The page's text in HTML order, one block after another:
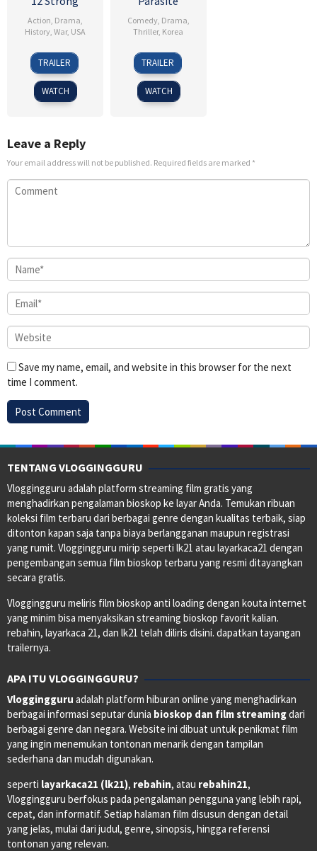
Action Drama
History, War, USA
18
Jan
2018
Nicolai
Fuglsig
TRAILER
WATCH
Comedy, Drama
Thriller, Korea
30
May
2019
Kim
Seong-
sik
TRAILER
WATCH
Leave a Reply
Your email address will not be published. Required fields are marked *
Save my name, email, and website in this browser for the next
time I comment.
TENTANG VLOGGINGGURU
Vloggingguru adalah platform streaming film gratis yang
menghadirkan pengalaman bioskop ke layar Anda. Temukan ribuan
koleksi film terbaru dari berbagai genre dengan kualitas terbaik, siap
ditonton kapan saja tanpa biaya berlangganan maupun registrasi
yang rumit. Vloggingguru mirip seperti lk21 atau layarkaca21 dengan
pengembangan semua film bioskop terbaru yang resmi ditayangkan
secara gratis.
Vloggingguru meliris film bioskop anti loading dengan kouta internet
yang minim bisa menyaksikan streaming bioskop favorit kalian.
rebahin, layarkaca 21, dan lk21 telah diliris disini. dapatkan tayangan
trailernya.
APA ITU VLOGGINGGURU?
Vloggingguru adalah platform hiburan online yang menghadirkan
berbagai informasi seputar dunia bioskop dan film streamingdari
berbagai genre dan negara. Website ini dibuat untuk penikmat film
yang ingin menemukan tontonan menarik dengan tampilan
sederhana dan mudah digunakan.
seperti layarkaca21 (lk21), rebahin, atau rebahin21,
Vloggingguru berfokus pada pengalaman pengguna yang lebih rapi,
cepat, dan informatif. Setiap halaman film disusun dengan detail
yang jelas, mulai dari judul, genre, sinopsis, hingga referensi
tontonan yang relevan.